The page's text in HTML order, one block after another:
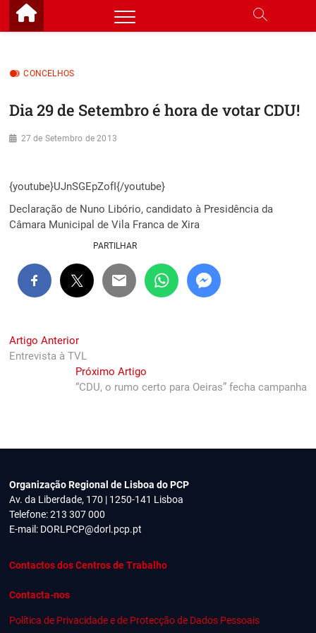
Skip
CONCELHOS
Dia 29 de Setembro é hora de votar CDU!
27 de Setembro de 2013
{youtube}UJnSGEpZofI{/youtube}
Declaração de Nuno Libório, candidato à Presidência da
Câmara Municipal de Vila Franca de Xira
PARTILHAR
Navegação
de
Artigo AnteriorPrevious
post:
Entrevista à TVL
Próximo ArtigoNext
post:
“CDU, o rumo certo para Oeiras” fecha campanha
Organização Regional de Lisboa do PCP
Av. da Liberdade, 170 | 1250-141 Lisboa
Telefone: 213 307 000
E-mail: DORLPCP@dorl.pcp.pt
Contactos dos Centros de Trabalho
Contacta-nos
Política de Privacidade e de Protecção de Dados Pessoais